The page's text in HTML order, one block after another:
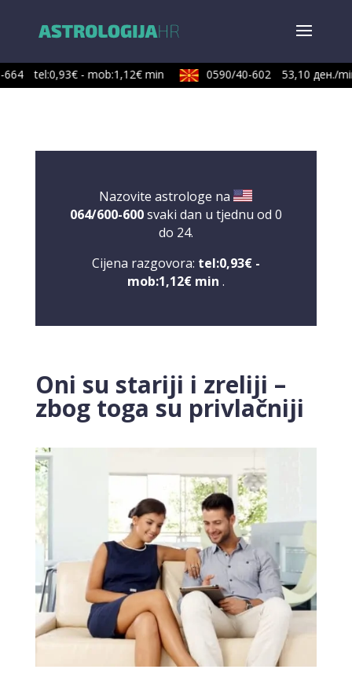
tel:0,93€ - mob:1,12€ min 0590/40-602 53,10 ден./min
Nazovite astrologe na
064/600-600svaki dan u tjednu od 0
do 24.
Cijena razgovora: tel:0,93€ -
mob:1,12€ min .
Oni su stariji i zreliji –
zbog toga su privlačniji